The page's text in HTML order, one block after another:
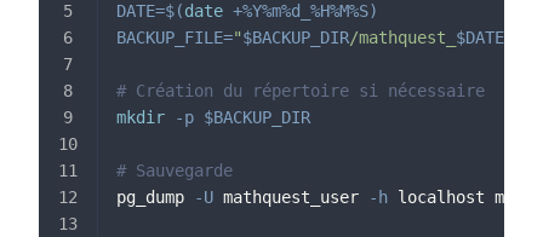
DATE=$(date +%Y%m%d_%H%M%S)
BACKUP_FILE="$BACKUP_DIR/mathquest_ $DATE
# Création du répertoire si nécessaire
mkdir
-p $BACKUP_DIR
# Sauvegarde
pg_dump
-U mathquest_user -h localhost